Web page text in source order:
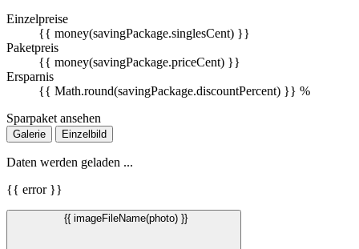
Einzelpreise
{{ money(savingPackage.singlesCent) }}
Paketpreis
{{ money(savingPackage.priceCent) }}
Ersparnis
{{ Math.round(savingPackage.discountPercent) }} %
Sparpaket ansehen
Galerie Einzelbild
Daten werden geladen ...
{{ error }}
{{ imageFileName(photo) }}